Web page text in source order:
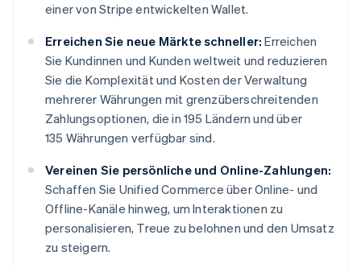
einer von Stripe entwickelten Wallet.
Erreichen Sie neue Märkte schneller: Erreichen
Sie Kundinnen und Kunden weltweit und reduzieren
Sie die Komplexität und Kosten der Verwaltung
mehrerer Währungen mit grenzüberschreitenden
Zahlungsoptionen, die in 195 Ländern und über
135 Währungen verfügbar sind.
Vereinen Sie persönliche und Online-Zahlungen:
Schaffen Sie Unified Commerce über Online- und
Offline-Kanäle hinweg, um Interaktionen zu
personalisieren, Treue zu belohnen und den Umsatz
zu steigern.